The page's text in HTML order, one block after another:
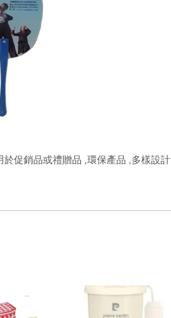
促銷品或禮贈品 ,環保產品 ,多樣設計